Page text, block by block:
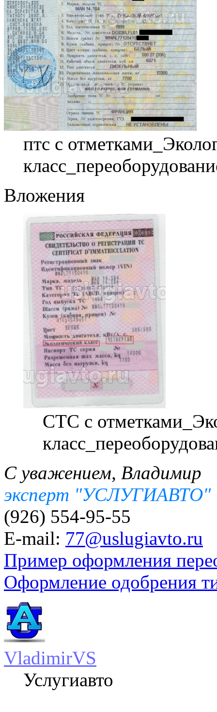
птс с
Вложения
СТС с
С уважением, Владимир
эксперт "УСЛУГИАВТО"
(926) 554-95-55
E-mail: 77@uslugiavto.ru
Пример оформления
Оформление одобрения
VladimirVS
Услугиавто